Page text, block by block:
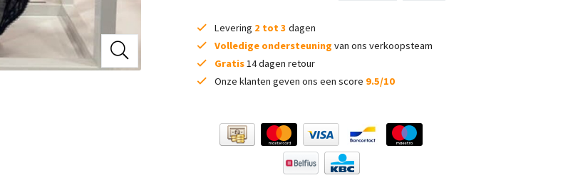
Levering 2 tot 3 dagen
Volledige ondersteuning van ons verkoopsteam
Gratis14 dagen retour
Onze klanten geven ons een score 9.5/10